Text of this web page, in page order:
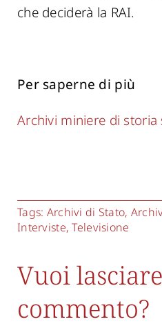
che deciderà la RAI.
Per saperne di più
Archivi miniere di storia
Tags: Archivi di Stato,
Interviste,Televisione
Vuoi
commento?